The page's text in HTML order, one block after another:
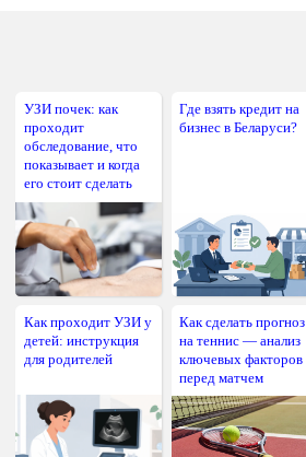
УЗИ почек: как
проходит
обследование, что
показывает и когда
его стоит сделать
Где взять кредит на
бизнес в Беларуси?
Как проходит УЗИ у
детей: инструкция
для родителей
Как сделать прогноз
на теннис — анализ
ключевых факторов
перед матчем